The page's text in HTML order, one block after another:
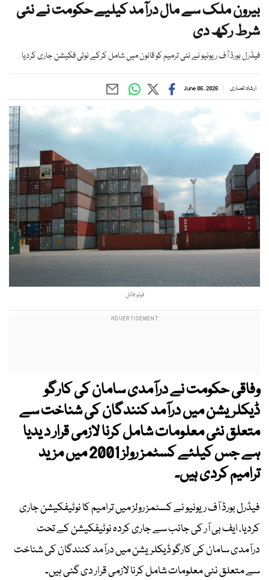
بیرون ملک سے مال درآمد کیلیے حکومت نے نئی
شرط رکھ دی
فیڈرل بورڈ آف ریونیو نے نئی ترمیم کو قانون میں شامل کرکے نوٹی فکیشن جاری کردیا
ارشاد انصاری June 06, 2026
فوٹو فائل
وفاقی حکومت نے درآمدی سامان کی کارگو
ڈیکلریشن میں درآمد کنندگان کی شناخت سے
متعلق نئی معلومات شامل کرنا لازمی قرار د یدیا
ہے جس کیلئے کسٹمز رولز 2001 میں مزید
ترامیم کردی ہیں۔
فیڈرل بورڈ آف ریونیو نے کسٹمز رولز میں ترامیم کا نوٹیفکیشن جاری
کردیا، ایف بی آر کی جانب سے جاری کردہ نوٹیفکیشن کے تحت
درآمدی سامان کی کارگو ڈیکلریشن میں درآمد کنندگان کی شناخت
سے متعلق نئی معلومات شامل کرنا لازمی قرار دی گئی ہیں۔